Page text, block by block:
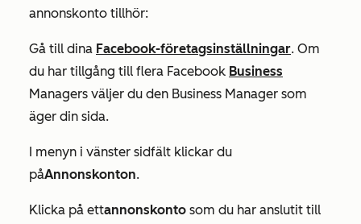
annonskonto tillhör:
Gå till dina Facebook-företagsinställningar. Om
du har tillgång till flera Facebook Business
Managers väljer du den Business Manager som
äger din sida.
I menyn i vänster sidfält klickar du
påAnnonskonton.
Klicka på ettannonskonto som du har anslutit till